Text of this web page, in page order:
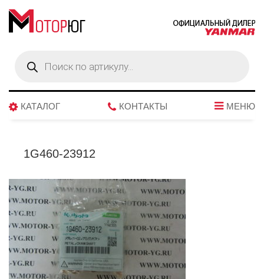
товаров
КАТАЛОГ КОНТАКТЫ МЕНЮ
1G460-23912